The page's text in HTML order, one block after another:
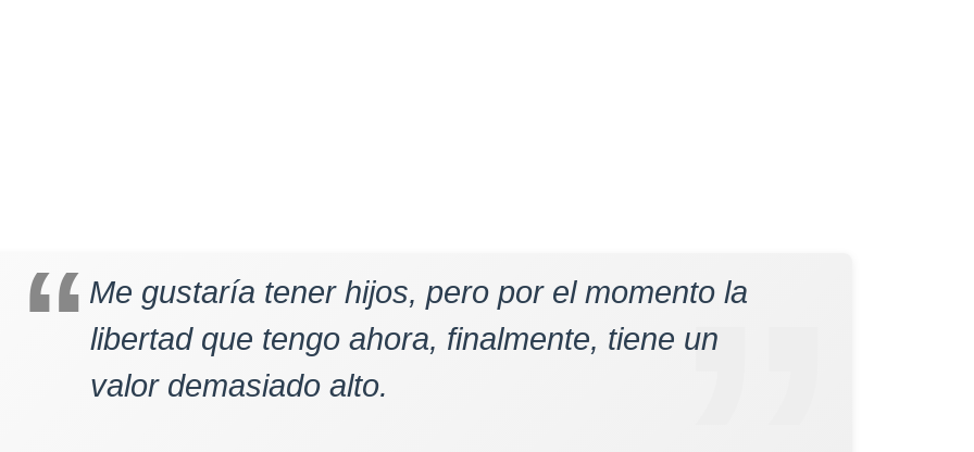
Me gustaría tener hijos, pero por el momento la
libertad que tengo ahora, finalmente, tiene un
valor demasiado alto.